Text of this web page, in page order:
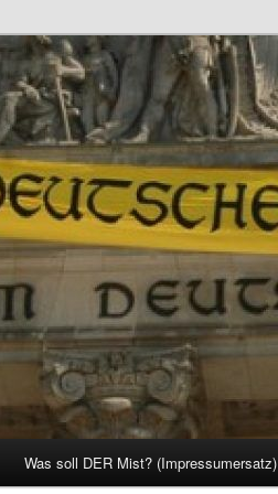
Was soll DER Mist? (Impressumersatz)